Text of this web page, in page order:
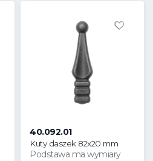
40.092.01
Kuty daszek 82x20 mm
Podstawa ma wymiary